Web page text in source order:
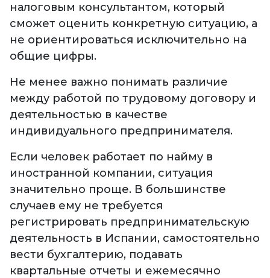
налоговым консультантом, который
сможет оценить конкретную ситуацию, а
не ориентироваться исключительно на
общие цифры.
Не менее важно понимать различие
между работой по трудовому договору и
деятельностью в качестве
индивидуального предпринимателя.
Если человек работает по найму в
иностранной компании, ситуация
значительно проще. В большинстве
случаев ему не требуется
регистрировать предпринимательскую
деятельность в Испании, самостоятельно
вести бухгалтерию, подавать
квартальные отчеты и ежемесячно